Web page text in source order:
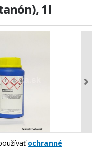
1l
ochranné